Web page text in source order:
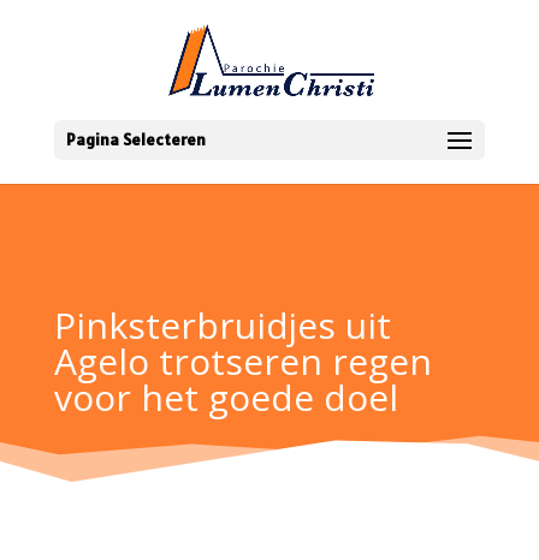
Pagina Selecteren
Pinksterbruidjes uit
Agelo trotseren regen
voor het goede doel